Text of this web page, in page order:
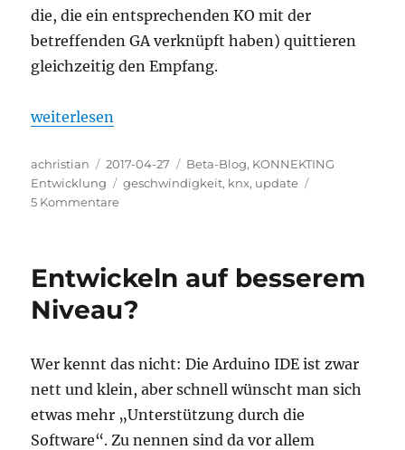
die, die ein entsprechenden KO mit der
betreffenden GA verknüpft haben) quittieren
gleichzeitig den Empfang.
„Wie schnell ist der KNX Bus?“
weiterlesen
Autor
achristian
Veröffentlicht
am
2017-04-27 Kategorien
Beta-Blog, KONNEKTING
Entwicklung
Schlagwörter
geschwindigkeit, knx, update
5 Kommentarezu
der
Bus?
Entwickeln auf besserem
Niveau?
Wer kennt das nicht: Die Arduino IDE ist zwar
nett und klein, aber schnell wünscht man sich
etwas mehr „Unterstützung durch die
Software“. Zu nennen sind da vor allem